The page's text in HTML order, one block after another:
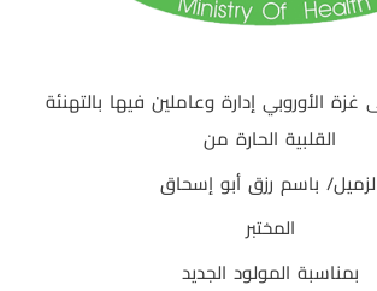
الأوروبي إدارة وعاملين فيها بالتهنئة
القلبية الحارة من
باسم رزق أبو إسحاق
المختبر
بمناسبة المولود الجديد